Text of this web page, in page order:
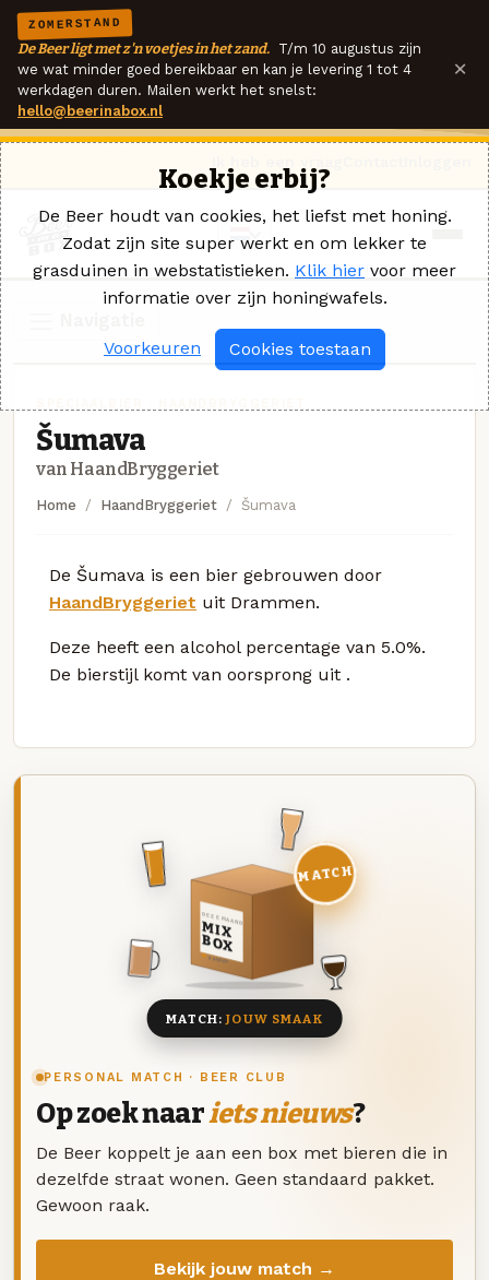
ZOMERSTAND
De Beer ligt met z'n voetjes in het zand. T/m 10 augustus zijn
we wat minder goed bereikbaar en kan je levering 1 tot 4
werkdagen duren. Mailen werkt het snelst:
hello@beerinabox.nl
×
Šumava
van HaandBryggeriet
Home HaandBryggeriet Šumava
De Šumava is een bier gebrouwen door
HaandBryggeriet uit Drammen.
Deze heeft een alcohol percentage van 5.0%.
De bierstijl komt van oorsprong uit .
PERSONAL MATCH · BEER CLUB
Op zoek naariets nieuws?
De Beer koppelt je aan een box met bieren die in
dezelfde straat wonen. Geen standaard pakket.
Gewoon raak.
Bekijk jouw match →
DEZE MAAND
MIX
BOX
8 BIEREN
MATCH
MATCH:JOUW SMAAK
Koekje erbij?
De Beer houdt van cookies, het liefst met honing.
Zodat zijn site super werkt en om lekker te
grasduinen in webstatistieken. Klik hier voor meer
informatie over zijn honingwafels.
Voorkeuren Cookies toestaan